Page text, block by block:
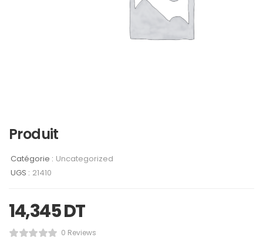
Produit
Catégorie : Uncategorized
UGS : 21410
14,345DT
0 Reviews